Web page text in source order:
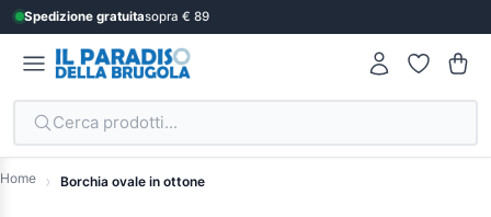
Spedizione gratuitasopra € 89
Cerca prodotti...
Home Borchia ovale in ottone